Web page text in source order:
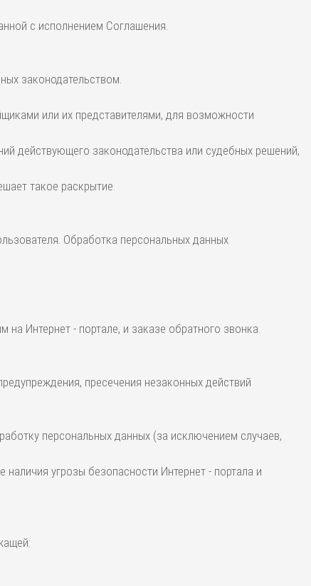
с исполнением Соглашения.
законодательством.
или их представителями, для возможности
действующего законодательства или судебных решений,
такое раскрытие.
Обработка персональных данных
Интернет - портале, и заказе обратного звонка.
пресечения незаконных действий
персональных данных (за исключением случаев,
угрозы безопасности Интернет - портала и